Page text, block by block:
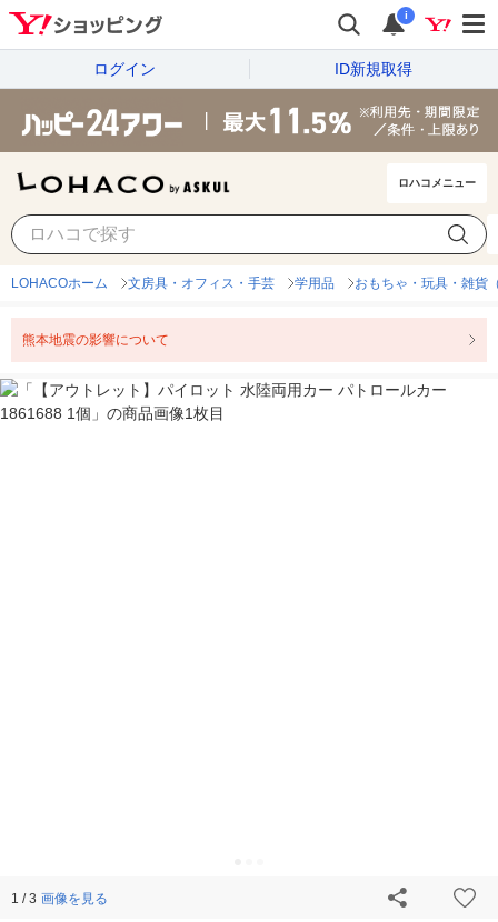
i
ログイン ID新規取得
ロハコメニュー
LOHACOホーム 文房具・オフィス・手芸 学用品 おもちゃ・玩具・雑貨
熊本地震の影響について
1 / 3 画像を見る